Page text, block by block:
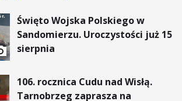
Święto Wojska Polskiego w
Sandomierzu. Uroczystości już 15
sierpnia
106. rocznica Cudu nad Wisłą.
Tarnobrzeg zaprasza na